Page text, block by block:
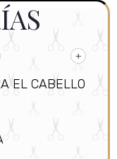
EL CABELLO